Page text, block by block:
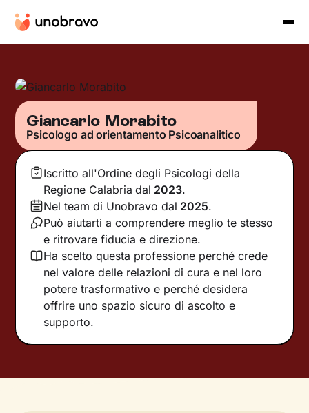
Giancarlo Morabito
Psicologo ad orientamento Psicoanalitico
Iscritto all'Ordine degli Psicologi della
Regione Calabria dal 2023.
Nel team di Unobravo dal 2025.
Può aiutarti a comprendere meglio te stesso
e ritrovare fiducia e direzione.
Ha scelto questa professione perché crede
nel valore delle relazioni di cura e nel loro
potere trasformativo e perché desidera
offrire uno spazio sicuro di ascolto e
supporto.